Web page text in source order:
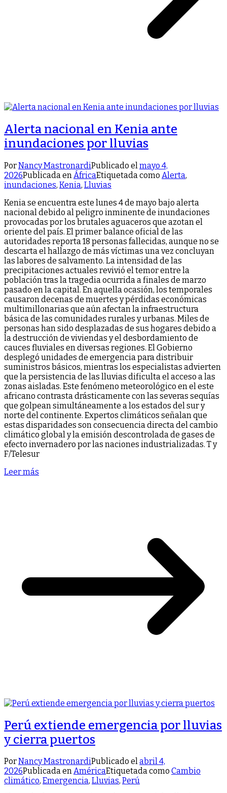
Alerta nacional en Kenia ante
inundaciones por lluvias
PorNancy MastronardiPublicado el mayo 4,
2026Publicada en ÁfricaEtiquetada como Alerta,
inundaciones, Kenia, Lluvias
Kenia se encuentra este lunes 4 de mayo bajo alerta
nacional debido al peligro inminente de inundaciones
provocadas por los brutales aguaceros que azotan el
oriente del país. El primer balance oficial de las
autoridades reporta 18 personas fallecidas, aunque no se
descarta el hallazgo de más víctimas una vez concluyan
las labores de salvamento. La intensidad de las
precipitaciones actuales revivió el temor entre la
población tras la tragedia ocurrida a finales de marzo
pasado en la capital. En aquella ocasión, los temporales
causaron decenas de muertes y pérdidas económicas
multimillonarias que aún afectan la infraestructura
básica de las comunidades rurales y urbanas. Miles de
personas han sido desplazadas de sus hogares debido a
la destrucción de viviendas y el desbordamiento de
cauces fluviales en diversas regiones. El Gobierno
desplegó unidades de emergencia para distribuir
suministros básicos, mientras los especialistas advierten
que la persistencia de las lluvias dificulta el acceso a las
zonas aisladas. Este fenómeno meteorológico en el este
africano contrasta drásticamente con las severas sequías
que golpean simultáneamente a los estados del sur y
norte del continente. Expertos climáticos señalan que
estas disparidades son consecuencia directa del cambio
climático global y la emisión descontrolada de gases de
efecto invernadero por las naciones industrializadas. T y
F/Telesur
Leer más
Perú extiende emergencia por lluvias
y cierra puertos
PorNancy MastronardiPublicado elabril 4,
2026Publicada enAméricaEtiquetada como Cambio
climático, Emergencia, Lluvias, Perú